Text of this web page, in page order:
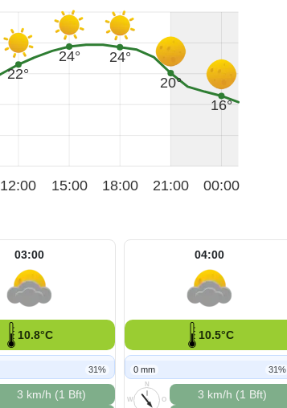
22°
24°
24°
20°
16°
12:00 15:00 18:00 21:00 00:00
03:00
10.8°C
31%
3 km/h (1 Bft)
04:00
10.5°C
0 mm 31%
N
O
W
3 km/h (1 Bft)